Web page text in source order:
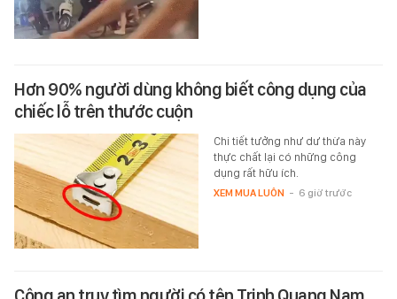
Hơn 90% người dùng không biết công dụng của
chiếc lỗ trên thước cuộn
Chi tiết tưởng như dư thừa này
thực chất lại có những công
dụng rất hữu ích.
XEM MUA LUÔN - 6 giờ trước